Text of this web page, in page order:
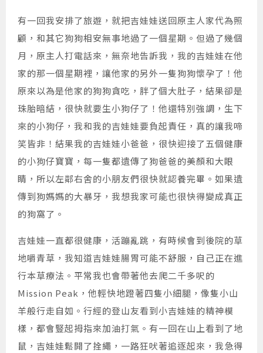
有一回我安排了旅遊，就把吉娃娃送回原主人家代為照
顧，和其它狗狗相安無事地過了一個星期。但過了幾個
月，原主人打電話來，無奈地告訴我，我的吉娃娃在他
家的那一個星期裡，讓他家的另外一隻狗狗懷孕了！他
原來以為是他家的狗狗貪吃，胖了個大肚子，結果卻是
珠胎暗結，很快就要生小狗仔了！他還特別強調，生下
來的小狗仔，我和我的吉娃娃要負起責任，真的讓我啼
笑皆非！結果我的吉娃娃小爸爸，很快迎接了五個健康
的小狗仔寶寶，每一隻都遺傳了狗爸爸的美顏和大眼
睛，所以左鄰右舍的小朋友們很快就認養完畢。如果遺
傳到狗媽媽的大暴牙，我想我家可能也很快得變成真正
的狗窩了。
吉娃娃一直都很健康，活蹦亂跳，有時候會到後院的草
地嚼青草，我知道吉娃娃腸胃可能不舒服，自己正在進
行本草療法。平常我也會帶著他去爬二千多呎的
Mission Peak，他輕快地蹬著四隻小細腿，像隻小山
羊般行走自如。行經的登山友看到小吉娃娃的精神模
樣，都會豎起拇指來加油打氣。有一回在山上看到了地
鼠，吉娃娃鬆開了拴繩，一路狂吠著追逐起來，我急得